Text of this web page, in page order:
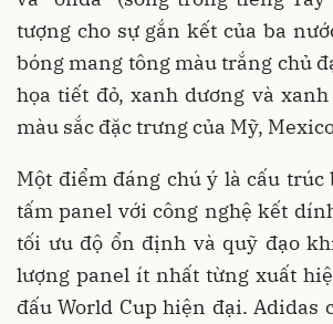
tượng cho sự gắn kết của ba
bóng mang tông màu trắng chủ
họa tiết đỏ, xanh dương và
màu sắc đặc trưng của Mỹ,
Một điểm đáng chú ý là cấu trúc
tấm panel với công nghệ kết
tối ưu độ ổn định và quỹ đạo
lượng panel ít nhất từng xuất
đấu World Cup hiện đại. Adidas